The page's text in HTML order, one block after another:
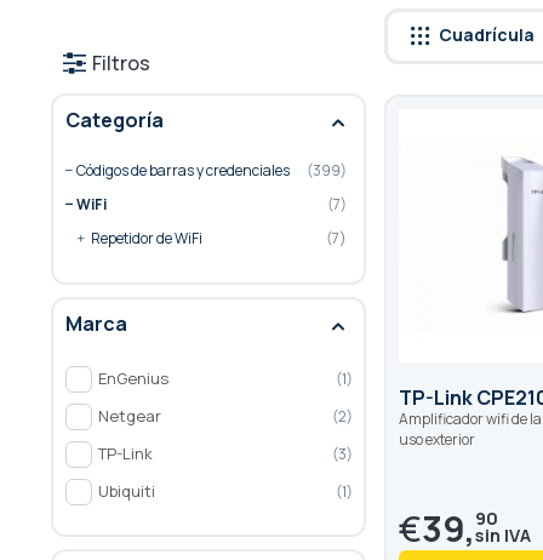
Cuadrícula
TP-Link
Amplificador wifi de
uso exterior
€39, 90
Filtros
Categoría
Códigos de barras y credenciales
399
WiFi
7
Repetidor de WiFi
7artículo
Marca
EnGenius 1
Netgear 2
TP-Link 3
Ubiquiti 1